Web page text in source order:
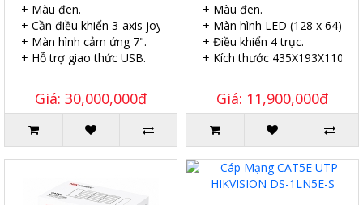
+ Màu đen.
+ Cần điều khiển 3-axis joystick.
+ Màn hình cảm ứng 7".
+ Hỗ trợ giao thức USB.
Giá: 30,000,000đ
+ Màu đen.
+ Màn hình LED (128 x 64).
+ Điều khiển 4 trục.
+ Kích thước 435X193X110
Giá: 11,900,000đ